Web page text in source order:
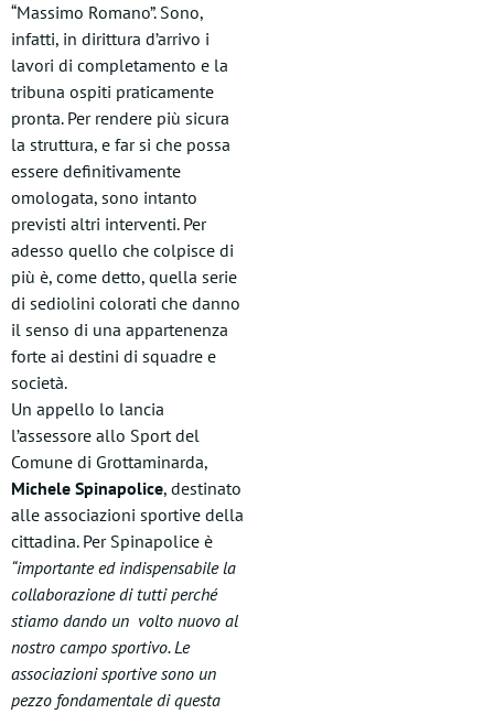
“Massimo Romano”. Sono,
infatti, in dirittura d’arrivo i
lavori di completamento e la
tribuna ospiti praticamente
pronta. Per rendere più sicura
la struttura, e far si che possa
essere definitivamente
omologata, sono intanto
previsti altri interventi. Per
adesso quello che colpisce di
più è, come detto, quella serie
di sediolini colorati che danno
il senso di una appartenenza
forte ai destini di squadre e
società.
Un appello lo lancia
l’assessore allo Sport del
Comune di Grottaminarda,
Michele Spinapolice, destinato
alle associazioni sportive della
cittadina. Per Spinapolice è
“importante ed indispensabile la
collaborazione di tutti perché
stiamo dando un volto nuovo al
nostro campo sportivo. Le
associazioni sportive sono un
pezzo fondamentale di questa